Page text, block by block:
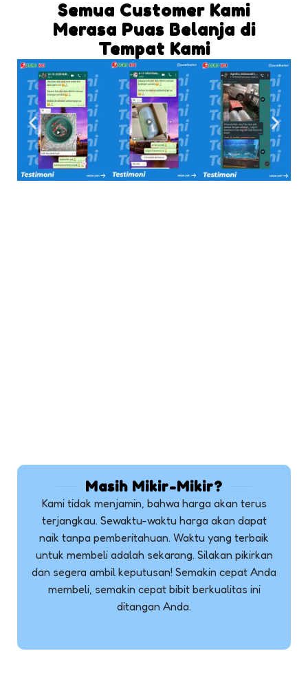
Semua Customer Kami
Merasa Puas Belanja di
Tempat Kami
Masih Mikir-Mikir?
Kami tidak menjamin, bahwa harga akan terus
terjangkau. Sewaktu-waktu harga akan dapat
naik tanpa pemberitahuan. Waktu yang terbaik
untuk membeli adalah sekarang. Silakan pikirkan
dan segera ambil keputusan! Semakin cepat Anda
membeli, semakin cepat bibit berkualitas ini
ditangan Anda.